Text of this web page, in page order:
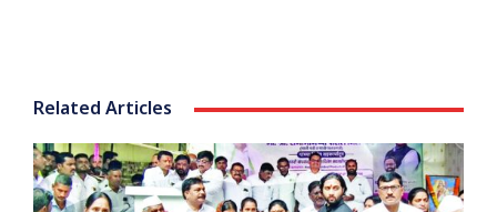
Related Articles